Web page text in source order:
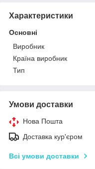
Характеристики
Основні
Виробник
Країна виробник
Тип
Умови доставки
Нова Пошта
Доставка кур'єром
Всі умови доставки